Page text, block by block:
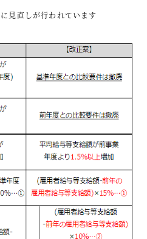
見直しが行われています